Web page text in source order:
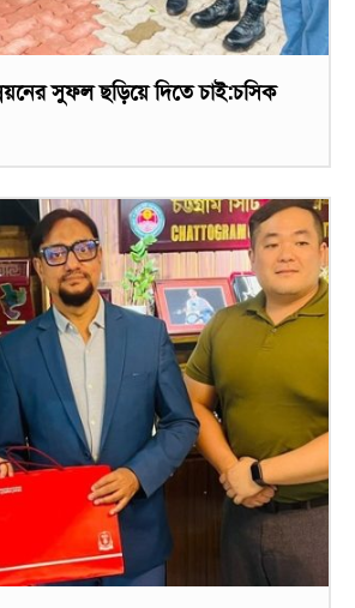
সুফল ছড়িয়ে দিতে চাই:চসিক